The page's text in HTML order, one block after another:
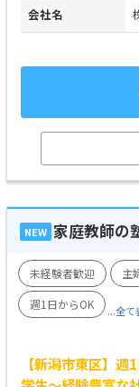
会社名
NEW 家庭教師の
未経験者歓迎 主
週1日からOK
...全て
【新潟市東区】